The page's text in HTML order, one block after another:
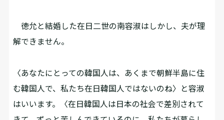
徳允と結婚した在日二世の南容淑はしかし、夫が理
解できません。
〈あなたにとっての韓国人は、あくまで朝鮮半島に住
む韓国人で、私たち在日韓国人ではないのね〉と容淑
はいいます。〈在日韓国人は日本の社会で差別されて